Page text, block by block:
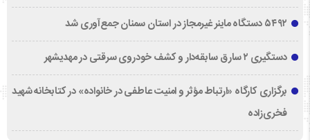
۵۴۹۲ دستگاه ماینر غیرمجاز در استان سمنان جمع‌آوری شد
دستگیری ۲ سارق سابقه‌دار و کشف خودروی سرقتی در مهدیشهر
برگزاری کارگاه «ارتباط مؤثر و امنیت عاطفی در خانواده» در کتابخانه شهید
فخری‌زاده